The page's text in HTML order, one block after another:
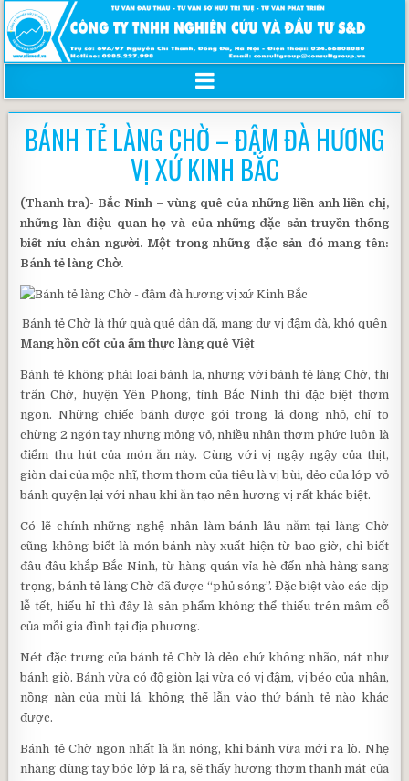
BÁNH TẺ LÀNG CHỜ – ĐẬM ĐÀ HƯƠNG
VỊ XỨ KINH BẮC
(Thanh tra)- Bắc Ninh – vùng quê của những liền anh liền chị,
những làn điệu quan họ và của những đặc sản truyền thống
biết níu chân người. Một trong những đặc sản đó mang tên:
Bánh tẻ làng Chờ.
Bánh tẻ Chờ là thứ quà quê dân dã, mang dư vị đậm đà, khó quên
Mang hồn cốt của ẩm thực làng quê Việt
Bánh tẻ không phải loại bánh lạ, nhưng với bánh tẻ làng Chờ, thị
trấn Chờ, huyện Yên Phong, tỉnh Bắc Ninh thì đặc biệt thơm
ngon. Những chiếc bánh được gói trong lá dong nhỏ, chỉ to
chừng 2 ngón tay nhưng mỏng vỏ, nhiều nhân thơm phức luôn là
điểm thu hút của món ăn này. Cùng với vị ngậy ngậy của thịt,
giòn dai của mộc nhĩ, thơm thơm của tiêu là vị bùi, dẻo của lớp vỏ
bánh quyện lại với nhau khi ăn tạo nên hương vị rất khác biệt.
Có lẽ chính những nghệ nhân làm bánh lâu năm tại làng Chờ
cũng không biết là món bánh này xuất hiện từ bao giờ, chỉ biết
đâu đâu khắp Bắc Ninh, từ hàng quán vỉa hè đến nhà hàng sang
trọng, bánh tẻ làng Chờ đã được “phủ sóng”. Đặc biệt vào các dịp
lễ tết, hiếu hỉ thì đây là sản phẩm không thể thiếu trên mâm cỗ
của mỗi gia đình tại địa phương.
Nét đặc trưng của bánh tẻ Chờ là dẻo chứ không nhão, nát như
bánh giò. Bánh vừa có độ giòn lại vừa có vị đậm, vị béo của nhân,
nồng nàn của mùi lá, không thể lẫn vào thứ bánh tẻ nào khác
được.
Bánh tẻ Chờ ngon nhất là ăn nóng, khi bánh vừa mới ra lò. Nhẹ
nhàng dùng tay bóc lớp lá ra, sẽ thấy hương thơm thanh mát của